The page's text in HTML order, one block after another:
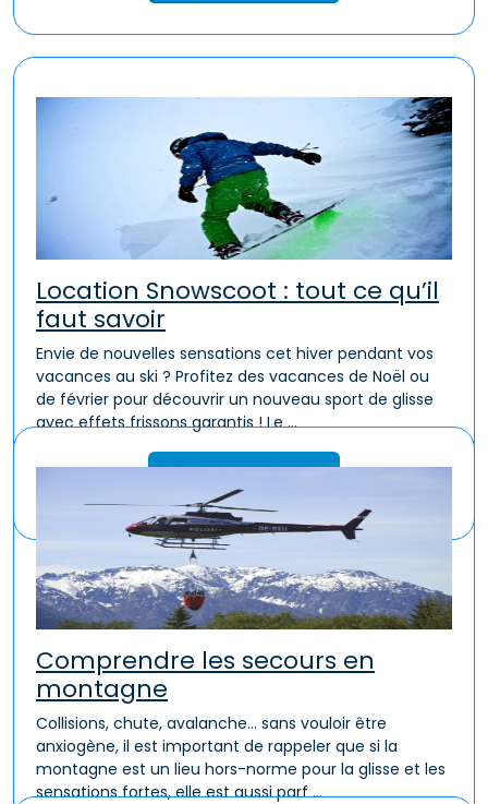
Location Snowscoot : tout ce qu’il
faut savoir
Envie de nouvelles sensations cet hiver pendant vos
vacances au ski ? Profitez des vacances de Noël ou
de février pour découvrir un nouveau sport de glisse
avec effets frissons garantis ! Le ...
Comprendre les secours en
montagne
Collisions, chute, avalanche… sans vouloir être
anxiogène, il est important de rappeler que si la
montagne est un lieu hors-norme pour la glisse et les
sensations fortes, elle est aussi parf ...